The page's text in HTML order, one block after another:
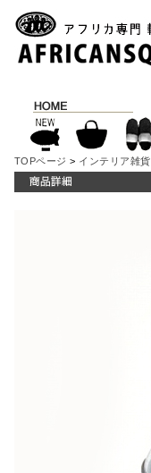
TOPページ > インテリア雑貨